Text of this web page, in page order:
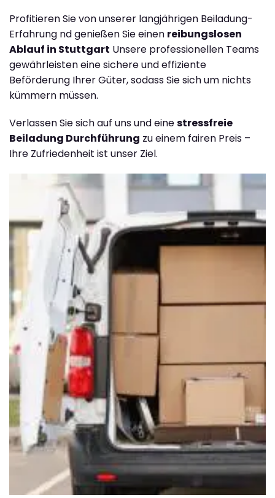
Profitieren Sie von unserer langjährigen Beiladung-
Erfahrung nd genießen Sie einen reibungslosen
Ablauf in Stuttgart Unsere professionellen Teams
gewährleisten eine sichere und effiziente
Beförderung Ihrer Güter, sodass Sie sich um nichts
kümmern müssen.
Verlassen Sie sich auf uns und einestressfreie
Beiladung Durchführung zu einem fairen Preis –
Ihre Zufriedenheit ist unser Ziel.